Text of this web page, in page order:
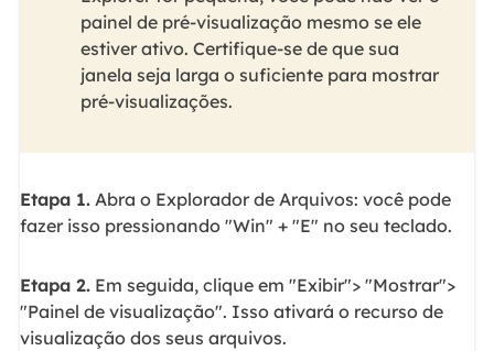
painel de pré-visualização mesmo se ele
estiver ativo. Certifique-se de que sua
janela seja larga o suficiente para mostrar
pré-visualizações.
Etapa 1.Abra o Explorador de Arquivos: você pode
fazer isso pressionando "Win" + "E" no seu teclado.
Etapa 2.Em seguida, clique em "Exibir"> "Mostrar">
"Painel de visualização". Isso ativará o recurso de
visualização dos seus arquivos.